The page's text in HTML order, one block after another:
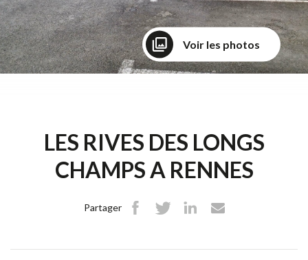
SNPR
Emeraude
Voir les photos
LES RIVES DES LONGS
CHAMPS A RENNES
Partager